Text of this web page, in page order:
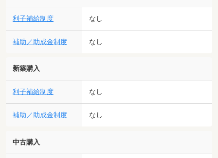
利子補給制度 なし
補助／助成金制度 なし
新築購入
利子補給制度 なし
補助／助成金制度 なし
中古購入